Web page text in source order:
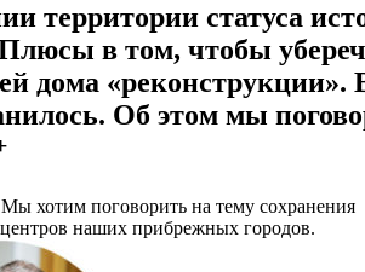
территории статуса
в том, чтобы
дома «реконструкции».
Об этом мы
Мы хотим поговорить на тему сохранения
наших прибрежных городов.